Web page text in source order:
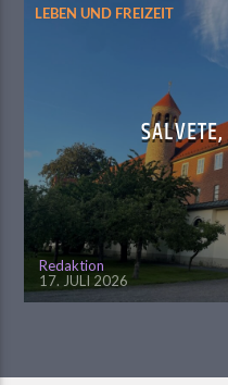
LEBEN UND FREIZEIT
Redaktion
17. JULI 2026